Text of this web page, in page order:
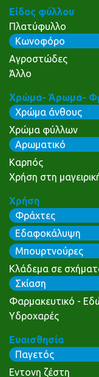
Είδος φύλλου
Πλατύφυλλο
Κωνοφόρο
Αγροστώδες
Άλλο
Χρώμα- Άρωμα-
Χρώμα άνθους
Χρώμα φύλλων
Αρωματικό
Καρπός
Χρήση στη
Χρήση
Φράχτες
Εδαφοκάλυψη
Μπουρτνούρες
Κλάδεμα σε
Σκίαση
Φαρμακευτικό -
Υδροχαρές
Ευαισθησία
Παγετός
Εντονη ζέστη